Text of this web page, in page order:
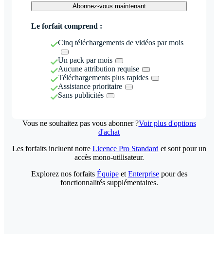
Abonnez-vous maintenant
Le forfait comprend :
Cinq téléchargements de vidéos par mois
Un pack par mois
Aucune attribution requise
Téléchargements plus rapides
Assistance prioritaire
Sans publicités
Vous ne souhaitez pas vous abonner ?Voir plus d'options
d'achat
Les forfaits incluent notre Licence Pro Standard et sont pour un
accès mono-utilisateur.
Explorez nos forfaits Équipeet Enterprisepour des
fonctionnalités supplémentaires.